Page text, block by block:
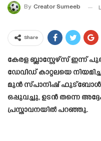
By Creator Sumeeb
Share
കേരള ബ്ലാസ്റ്റേഴ്‌സ് ഇന്ന്
ഡേവിഡ് കാറ്റലയെ
മുൻ സ്പാനിഷ് ഫുട്ബോൾ
ഒപ്പുവച്ചു, ഉടൻ തന്നെ
പ്രസ്താവനയിൽ പറഞ്ഞു.